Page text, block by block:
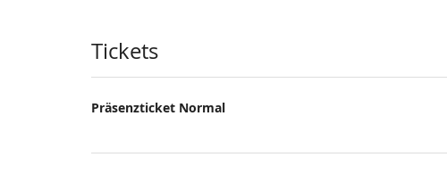
Tickets
Präsenzticket Normal